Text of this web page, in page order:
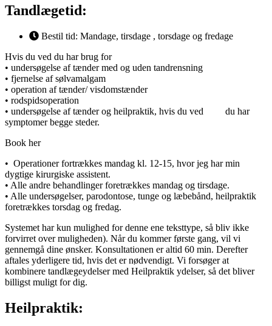
Tandlægetid:
Bestil tid: Mandage, tirsdage , torsdage og fredage
Hvis du ved du har brug for
• undersøgelse af tænder med og uden tandrensning
• fjernelse af sølvamalgam
• operation af tænder/ visdomstænder
• rodspidsoperation
• undersøgelse af tænder og heilpraktik, hvis du ved du har
symptomer begge steder.
Book her
• Operationer fortrækkes mandag kl. 12-15, hvor jeg har min
dygtige kirurgiske assistent.
• Alle andre behandlinger foretrækkes mandag og tirsdage.
• Alle undersøgelser, parodontose, tunge og læbebånd, heilpraktik
foretrækkes torsdag og fredag.
Systemet har kun mulighed for denne ene teksttype, så bliv ikke
forvirret over muligheden). Når du kommer første gang, vil vi
gennemgå dine ønsker. Konsultationen er altid 60 min. Derefter
aftales yderligere tid, hvis det er nødvendigt. Vi forsøger at
kombinere tandlægeydelser med Heilpraktik ydelser, så det bliver
billigst muligt for dig.
Heilpraktik: